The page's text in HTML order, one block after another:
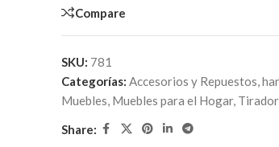
Compare
SKU: 781
Categorías: Accesorios y Repuestos,
Muebles, Muebles para el Hogar,
Share: